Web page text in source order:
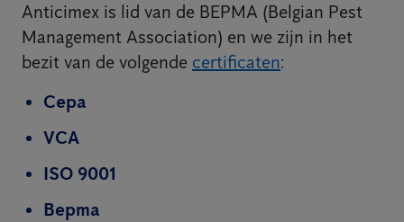
Anticimex is lid van de BEPMA (Belgian Pest
Management Association) en we zijn in het
bezit van de volgende certificaten:
Cepa
VCA
ISO 9001
Bepma